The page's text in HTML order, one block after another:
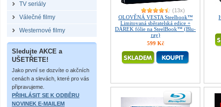
TV seriály
Válečné filmy
Westernové filmy
Sledujte AKCE a
UŠETŘETE!
Jako první se dozvíte o akčních
cenách a slevách, které pro vás
připravujeme.
PŘIHLÁSIT SE K ODBĚRU
NOVINEK E-MAILEM
(13x)
OLOVĚNÁ VESTA Steelbook™
Limitovaná sběratelská edice +
DÁREK fólie na SteelBook™ (Blu-
ray)
599 Kč